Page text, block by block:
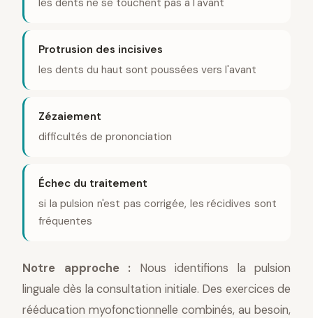
les dents ne se touchent pas à l'avant
Protrusion des incisives
les dents du haut sont poussées vers l'avant
Zézaiement
difficultés de prononciation
Échec du traitement
si la pulsion n'est pas corrigée, les récidives sont
fréquentes
Notre approche : Nous identifions la pulsion
linguale dès la consultation initiale. Des exercices de
rééducation myofonctionnelle combinés, au besoin,